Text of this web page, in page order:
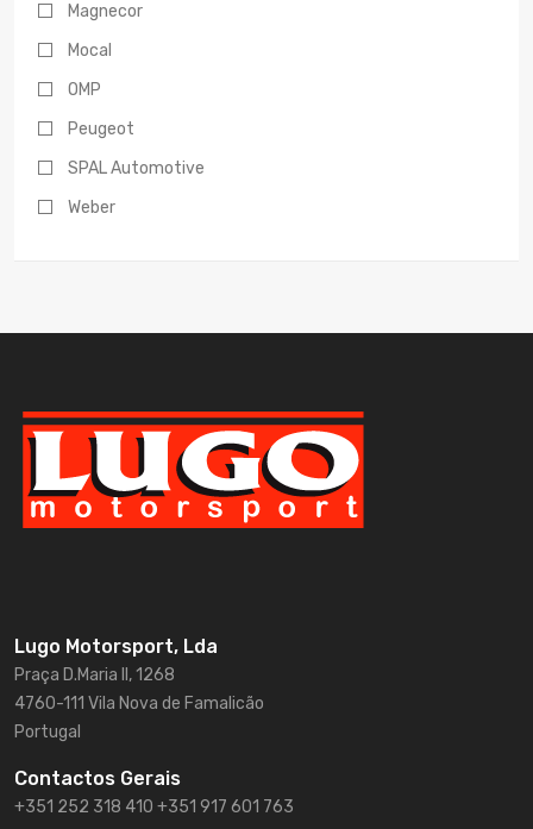
Magnecor
Mocal
OMP
Peugeot
SPAL Automotive
Weber
Lugo Motorsport, Lda
Praça D.Maria II, 1268
4760-111 Vila Nova de Famalicão
Portugal
Contactos Gerais
+351 252 318 410 +351 917 601 763